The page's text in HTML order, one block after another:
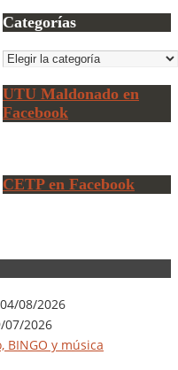
Categorías
Categorías
UTU Maldonado en
Facebook
CETP en Facebook
04/08/2026
07/2026
BINGO y música